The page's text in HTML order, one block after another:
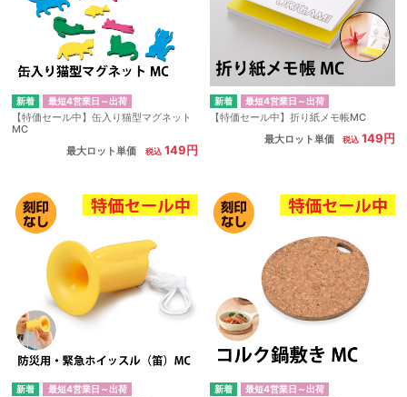
最短4営業日～出荷
【特価セール中】缶入り猫型マグネット
MC
最大ロット単価
149円
最短4営業日～出荷
【特価セール中】折り紙メモ帳MC
最大ロット単価
149円
最短4営業日～出荷 最短4営業日～出荷